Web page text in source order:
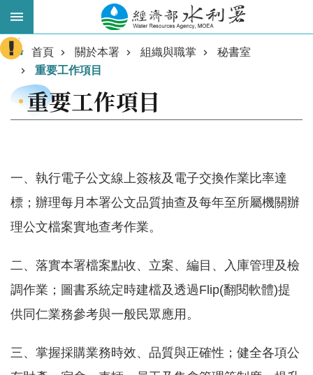
跳到主要內容區塊
進
階
搜
尋
業
主
軸
新
:::
首頁 關於本署 組織與職掌
秘書室
重要工作項目
重要工作項目
一、執行電子公文線上簽核及電子交換作業比率達
標；辦理每月本署公文品質抽查及每年至所屬機關辦
理公文檔案實地查考作業。
二、落實本署檔案點收、立案、編目、入庫管理及檢
調作業；圖書系統定時建檔及透過Flip(翻閱軟體)提
供同仁業務參考與一般民眾應用。
三、掌握採購業務時效、品質與正確性；健全各項公